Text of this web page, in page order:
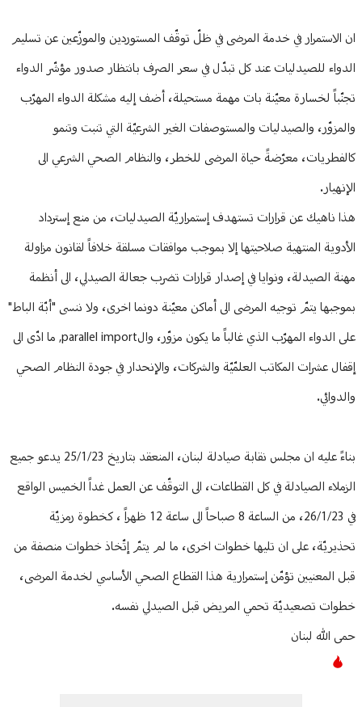
ان الاستمرار في خدمة المرضى في ظلّ توقّف المستوردين والموزّعين عن تسليم
الدواء للصيدليات عند كل تبدّل في سعر الصرف بانتظار صدور مؤشّر الدواء
تجنّباً لخسارة معيّنة بات مهمة مستحيلة، أضف إليه مشكلة الدواء المهرّب
والمزوّر، والصيدليات والمستوصفات الغير الشرعيّة التي تنبت وتنمو
كالفطريات، معرّضةً حياة المرضى للخطر، والنظام الصحي الشرعي الى
الإنهيار.
هذا ناهيك عن قرارات تستهدف إستمراريّة الصيدليات، من منع إسترداد
الأدوية المنتهية صلاحيتها إلا بموجب موافقات مسلقة خلافاً لقانون مزاولة
مهنة الصيدلة، ونوايا في إصدار قرارات تضرب جعالة الصيدلي، الى أنظمة
بموجبها يتمّ توجيه المرضى الى أماكن معيّنة دونما اخرى، ولا ننسى "أبّة الباط"
على الدواء المهرّب الذي غالباً ما يكون مزوّر، والparallel import, ما ادّى الى
إقفال عشرات المكاتب العلمّيّة والشركات، والإنحدار في جودة النظام الصحي
والدوائي.
بناءً عليه ان مجلس نقابة صيادلة لبنان، المنعقد بتاريخ 25/1/23 يدعو جميع
الزملاء الصيادلة في كل القطاعات، الى التوقّف عن العمل غداً الخميس الواقع
في 26/1/23، من الساعة 8 صباحاً الى ساعة 12 ظهراً ، كخطوة رمزيّة
تحذيريّة، على ان تليها خطوات اخرى، ما لم يتمّ إتّخاذ خطوات منصفة من
قبل المعنيين تؤمّن إستمرارية هذا القطاع الصحي الأساسي لخدمة المرضى،
خطوات تصعيديّة تحمي المريض قبل الصيدلي نفسه.
حمى الله لبنان